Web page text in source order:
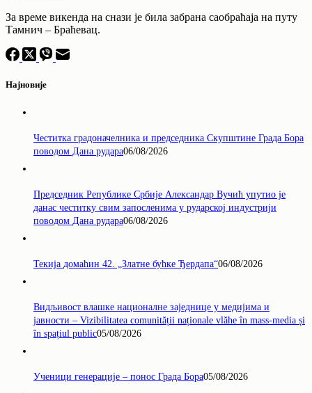
За време викенда на снази је била забрана саобраћаја на путу
Тамнич – Браћевац.
Најновије
Честитка градоначелника и председника Скупштине Града Бора
поводом Дана рудара06/08/2026
Председник Републике Србије Александар Вучић упутио је
данас честитку свим запосленима у рударској индустрији
поводом Дана рудара06/08/2026
Текија домаћин 42. „Златне бућке Ђердапа“06/08/2026
Видљивост влашке националне заједнице у медијима и
јавности – Vizibilitatea comunității naționale vlăhe în mass-media și
în spațiul public05/08/2026
Ученици генерације – понос Града Бора05/08/2026